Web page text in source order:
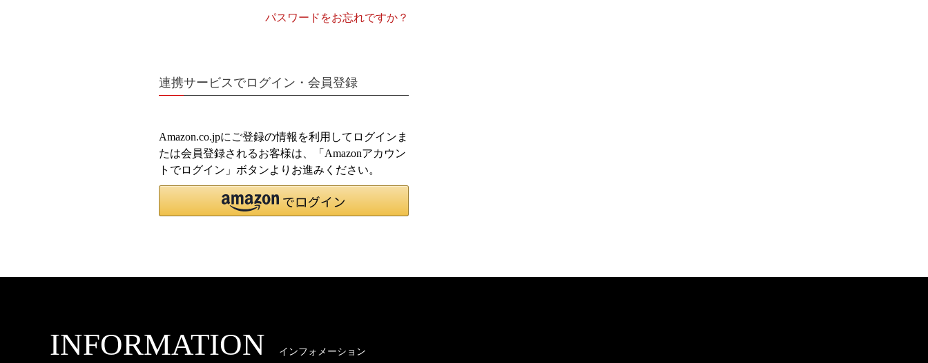
パスワードをお忘れですか？
連携サービスでログイン・会員登録
Amazon.co.jpにご登録の情報を利用してログインま
たは会員登録されるお客様は、「Amazonアカウン
トでログイン」ボタンよりお進みください。
INFORMATION インフォメーション